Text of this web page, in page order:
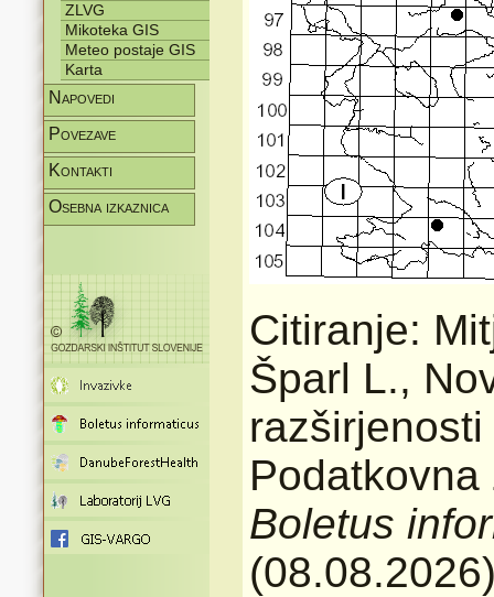
ZLVG
Mikoteka GIS
Meteo postaje GIS
Karta
Napovedi
Povezave
Kontakti
Osebna izkaznica
Citiranje:
Šparl L.,
Boletus